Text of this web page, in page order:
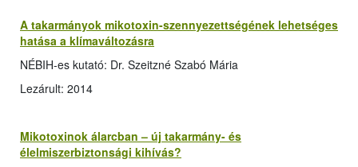
A takarmányok mikotoxin-szennyezettségének lehetséges
hatása a klímaváltozásra
NÉBIH-es kutató: Dr. Szeitzné Szabó Mária
Lezárult: 2014
Mikotoxinok álarcban – új takarmány- és
élelmiszerbiztonsági kihívás?